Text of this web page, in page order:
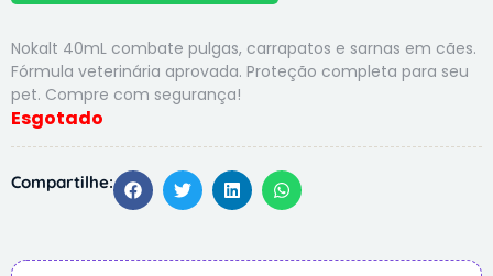
Nokalt 40mL combate pulgas, carrapatos e sarnas em cães.
Fórmula veterinária aprovada. Proteção completa para seu
pet. Compre com segurança!
Compartilhe: